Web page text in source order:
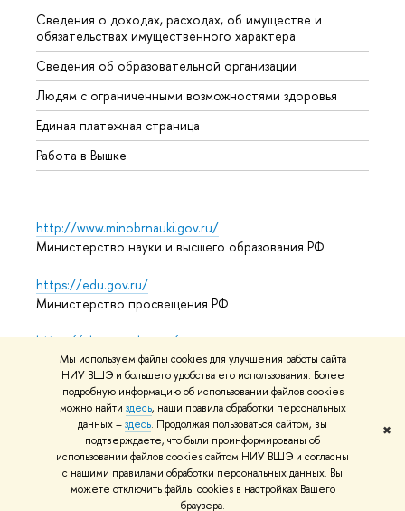
Мы используем файлы cookies для улучшения работы сайта
НИУ ВШЭ и большего удобства его использования. Более
подробную информацию об использовании файлов cookies
можно найти здесь, наши правила обработки персональных
данных –здесь. Продолжая пользоваться сайтом, вы
подтверждаете, что были проинформированы об
использовании файлов cookies сайтом НИУ ВШЭ и согласны
с нашими правилами обработки персональных данных. Вы
можете отключить файлы cookies в настройках Вашего
браузера.
✖
Сведения о доходах, расходах, об имуществе и
обязательствах имущественного характера
Сведения об образовательной организации
Людям с ограниченными возможностями здоровья
Единая платежная страница
Работа в Вышке
http://www.minobrnauki.gov.ru/
Министерство науки и высшего образования РФ
https://edu.gov.ru/
Министерство просвещения РФ
https://elearning.hse.ru/mooc
Массовые открытые онлайн-курсы
© НИУ ВШЭ 1993–2026 Адреса и контактыУсловия
использования материаловПолитика конфиденциальности
Карта сайта
Редактору